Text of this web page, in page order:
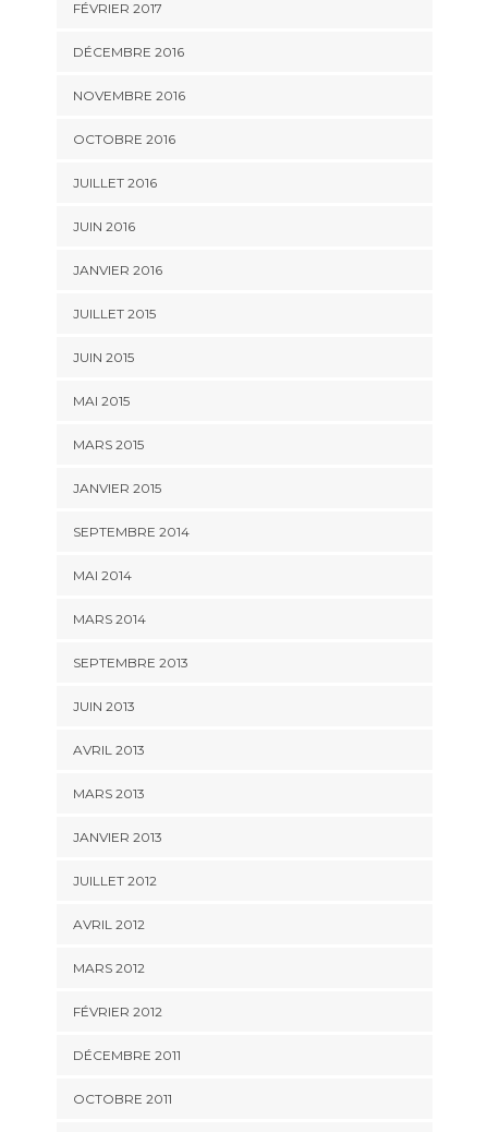
FÉVRIER 2017
DÉCEMBRE 2016
NOVEMBRE 2016
OCTOBRE 2016
JUILLET 2016
JUIN 2016
JANVIER 2016
JUILLET 2015
JUIN 2015
MAI 2015
MARS 2015
JANVIER 2015
SEPTEMBRE 2014
MAI 2014
MARS 2014
SEPTEMBRE 2013
JUIN 2013
AVRIL 2013
MARS 2013
JANVIER 2013
JUILLET 2012
AVRIL 2012
MARS 2012
FÉVRIER 2012
DÉCEMBRE 2011
OCTOBRE 2011